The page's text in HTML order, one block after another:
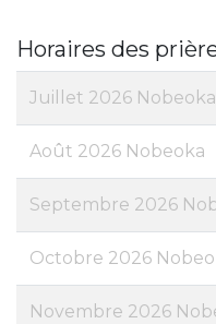
Horaires des
Juillet 2026 Nobeoka
Août 2026 Nobeoka
Septembre 2026
Octobre 2026
Novembre 2026